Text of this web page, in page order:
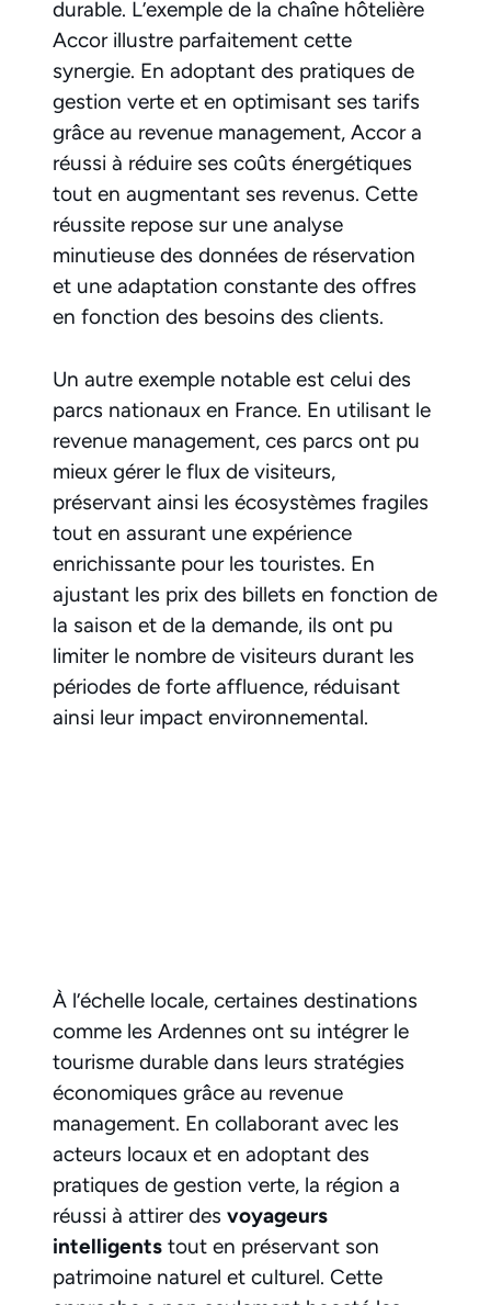
durable. L’exemple de la chaîne hôtelière
Accor illustre parfaitement cette
synergie. En adoptant des pratiques de
gestion verte et en optimisant ses tarifs
grâce au revenue management, Accor a
réussi à réduire ses coûts énergétiques
tout en augmentant ses revenus. Cette
réussite repose sur une analyse
minutieuse des données de réservation
et une adaptation constante des offres
en fonction des besoins des clients.
Un autre exemple notable est celui des
parcs nationaux en France. En utilisant le
revenue management, ces parcs ont pu
mieux gérer le flux de visiteurs,
préservant ainsi les écosystèmes fragiles
tout en assurant une expérience
enrichissante pour les touristes. En
ajustant les prix des billets en fonction de
la saison et de la demande, ils ont pu
limiter le nombre de visiteurs durant les
périodes de forte affluence, réduisant
ainsi leur impact environnemental.
À l’échelle locale, certaines destinations
comme les Ardennes ont su intégrer le
tourisme durable dans leurs stratégies
économiques grâce au revenue
management. En collaborant avec les
acteurs locaux et en adoptant des
pratiques de gestion verte, la région a
réussi à attirer des voyageurs
intelligents tout en préservant son
patrimoine naturel et culturel. Cette